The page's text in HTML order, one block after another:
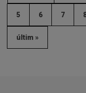
5 6 7
últim »